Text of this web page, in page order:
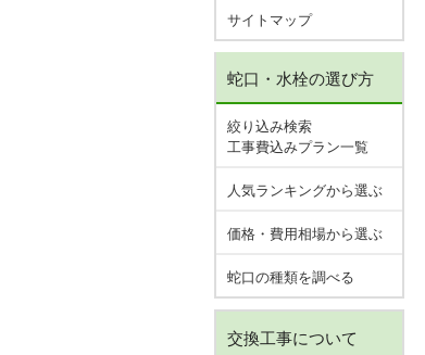
サイトマップ
蛇口・水栓の選び方
絞り込み検索
工事費込みプラン一覧
人気ランキングから選ぶ
価格・費用相場から選ぶ
蛇口の種類を調べる
交換工事について